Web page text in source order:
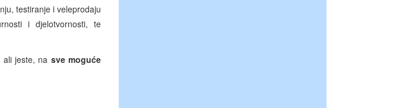
testiranje i veleprodaju
i djelotvornosti, te
jeste, na sve moguće